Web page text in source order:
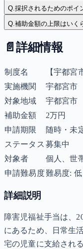
Q.採択されるためのポイ
Q.補助金額の上限はいく
📄 詳細情報
制度名
【宇都宮
実施機関
宇都宮市
対象地域
宇都宮市
補助金額
2万円
申請期限
随時・未
ステータス 募集中
対象者
個人、世
申請難易度難易度: 低
詳細説明
障害児福祉手当は、
にあるため、日常生
宅の児童に支給され